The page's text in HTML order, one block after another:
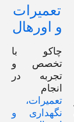
تعمیرات
و اورهال
چاکو با
تخصص و
تجربه در
انجام
تعمیرات،
نگهداری و